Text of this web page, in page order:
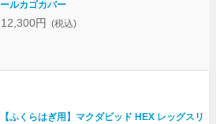
ールカゴカバー
12,300円 (税込)
【ふくらはぎ用】マクダビッド HEX レッグスリ